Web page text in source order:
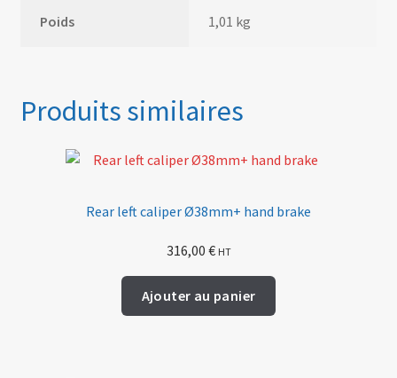
Poids 1,01 kg
Produits similaires
Rear left caliper Ø38mm+ hand brake
316,00 € HT
Ajouter au panier